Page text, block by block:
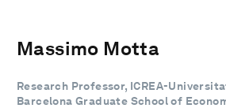
Massimo Motta
Research Professor, ICREA-
Barcelona Graduate School of